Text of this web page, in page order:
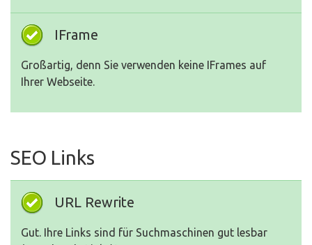
IFrame
Großartig, denn Sie verwenden keine IFrames auf
Ihrer Webseite.
SEO Links
URL Rewrite
Gut. Ihre Links sind für Suchmaschinen gut lesbar